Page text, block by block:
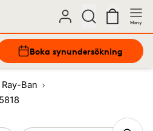
Meny
Boka synundersökning
Ray-Ban